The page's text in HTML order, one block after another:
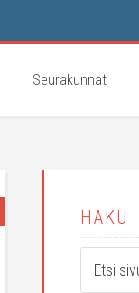
Seurakunnat
HAKU